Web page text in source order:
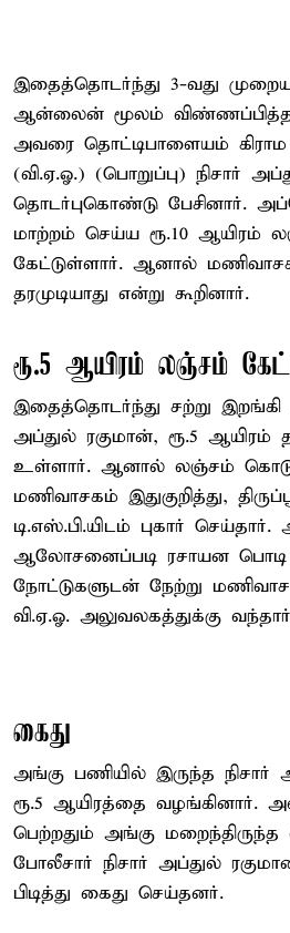
இதைத்தொடர்ந்து 3-வது
ஆன்லைன் மூலம்
அவரை தொட்டிபாளையம் கிராம
(வி.ஏ.ஓ.) (பொறுப்பு) நிசார்
தொடர்புகொண்டு பேசினார்.
மாற்றம் செய்ய ரூ.10 ஆயிரம்
கேட்டுள்ளார். ஆனால்
தரமுடியாது என்று கூறினார்.
ரூ.5 ஆயிரம் லஞ்சம்
இதைத்தொடர்ந்து சற்று இறங்கி
அப்துல் ரகுமான், ரூ.5 ஆயிரம்
உள்ளார். ஆனால் லஞ்சம்
மணிவாசகம் இதுகுறித்து,
டி.எஸ்.பி.யிடம் புகார் செய்தார்.
ஆலோசனைப்படி ரசாயன பொடி
நோட்டுகளுடன் நேற்று
வி.ஏ.ஓ. அலுவலகத்துக்கு
கைது
அங்கு பணியில் இருந்த நிசார்
ரூ.5 ஆயிரத்தை வழங்கினார்.
பெற்றதும் அங்கு மறைந்திருந்த
போலீசார் நிசார் அப்துல்
பிடித்து கைது செய்தனர்.